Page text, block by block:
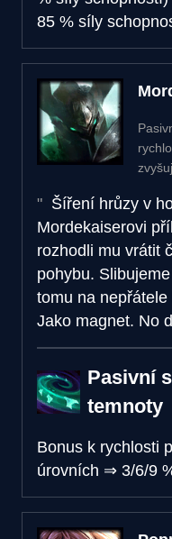
85 % síly
Šíření hrůzy v
Mordekaiserovi
rozhodli mu vrátit
pohybu.
tomu na
Jako magnet. No
Pasivní
temnoty
Bonus k rychlosti
úrovních ⇒ 3/6/9